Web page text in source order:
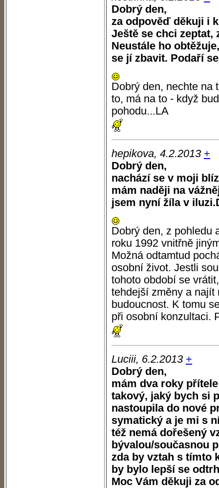
Dobrý den,
za odpověď děkuji i
Ještě se chci zeptat,
Neustále ho
se jí zbavit. Podaří
Dobrý den, nechte na
to, má na to - když
pohodu...LA
hepikova, 4.2.2013 +
Dobrý den,
nachází se v moji
mám naději na
jsem nyní žíla v
Dobrý den, z pohledu
roku 1992 vnitřně
Možná odtamtud
osobní život. Jestli
tohoto období se
tehdejší změny a najít
budoucnost. K tomu
při osobní konzultaci.
Luciii, 6.2.2013 +
Dobrý den,
mám dva roky
takový, jaký bych si
nastoupila do nové
symatický a je mi s
též nemá dořešený
bývalou/současnou
zda by vztah s tímto
by bylo lepší se
Moc Vám děkuji za